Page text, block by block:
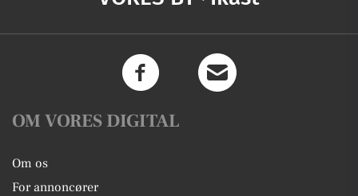
OM VORES DIGITAL
Om os
For annoncører